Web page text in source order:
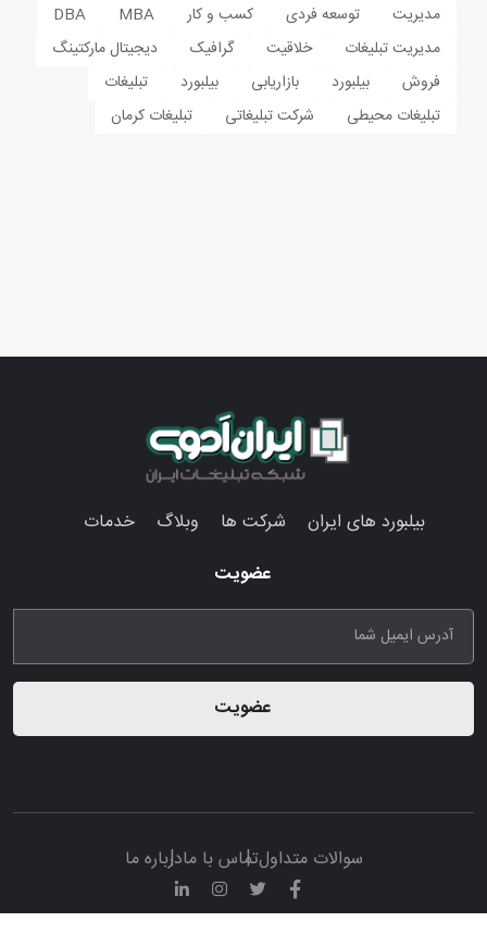
مدیریت توسعه فردی کسب و کار MBA
DBA
مدیریت تبلیغات
خلاقیت گرافیک
دیجیتال مارکتینگ
فروش
بیلبورد بازاریابی بیلبورد
تبلیغات
تبلیغات محیطی
شرکت تبلیغاتی تبلیغات کرمان
بیلبورد های ایران شرکت ها وبلاگ
خدمات
عضویت
عضویت
سوالات متداولتماس با مادرباره ما